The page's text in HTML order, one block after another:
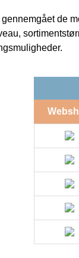
de